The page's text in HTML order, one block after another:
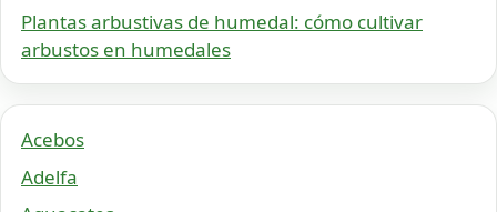
Plantas arbustivas de humedal: cómo cultivar
arbustos en humedales
Acebos
Adelfa